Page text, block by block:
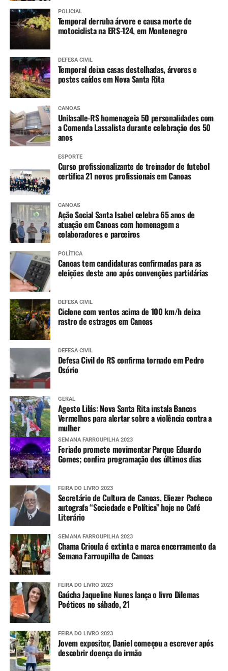
4 anos:
Tríplice bacteriana – DTP (2ª dose reforço)
Pólio (2ª dose reforço)
A partir dos 7 anos
Difteria e Tétano –
vacinal)
9 a 14 anos
HPV (dose única)
10 a 14 anos
Dengue (2 doses, com intervalo de 3 meses entre
as doses)
Meningo ACWY (dose única)
POLICIAL
Temporal derruba árvore e causa morte de
motociclista na ERS-124, em Montenegro
DEFESA CIVIL
Temporal deixa casas destelhadas, árvores e
postes caídos em Nova Santa Rita
CANOAS
Unilasalle-RS homenageia 50 personalidades com
a Comenda Lassalista durante celebração dos 50
anos
ESPORTE
Curso profissionalizante de treinador de futebol
certifica 21 novos profissionais em Canoas
CANOAS
Ação Social Santa Isabel celebra 65 anos de
atuação em Canoas com homenagem a
colaboradores e parceiros
POLÍTICA
Canoas tem candidaturas confirmadas para as
eleições deste ano após convenções partidárias
DEFESA CIVIL
Ciclone com ventos acima de 100 km/h deixa
rastro de estragos em Canoas
DEFESA CIVIL
Defesa Civil do RS confirma tornado em Pedro
Osório
GERAL
Agosto Lilás: Nova Santa Rita instala Bancos
Vermelhos para alertar sobre a violência contra a
mulher
SEMANA FARROUPILHA 2023
Feriado promete movimentar Parque Eduardo
Gomes; confira programação dos últimos dias
FEIRA DO LIVRO 2023
Secretário de Cultura de Canoas, Eliezer Pacheco
autografa “Sociedade e Política” hoje no Café
Literário
SEMANA FARROUPILHA 2023
Chama Crioula é extinta e marca encerramento da
Semana Farroupilha de Canoas
FEIRA DO LIVRO 2023
Gaúcha Jaqueline Nunes lança o livro Dilemas
Poéticos no sábado, 21
FEIRA DO LIVRO 2023
Jovem expositor, Daniel começou a escrever após
descobrir doença do irmão